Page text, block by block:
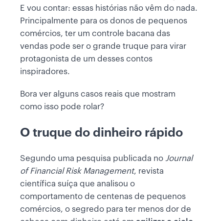
E vou contar: essas histórias não vêm do nada.
Principalmente para os donos de pequenos
comércios, ter um controle bacana das
vendas pode ser o grande truque para virar
protagonista de um desses contos
inspiradores.
Bora ver alguns casos reais que mostram
como isso pode rolar?
O truque do dinheiro rápido
Segundo uma pesquisa publicada no Journal
of Financial Risk Management, revista
científica suíça que analisou o
comportamento de centenas de pequenos
comércios, o segredo para ter menos dor de